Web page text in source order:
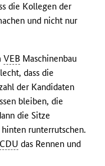
die Kollegen der
und nicht nur
VEB Maschinenbau
dass die
der Kandidaten
bleiben, die
die Sitze
hinten runterrutschen.
CDU das Rennen und